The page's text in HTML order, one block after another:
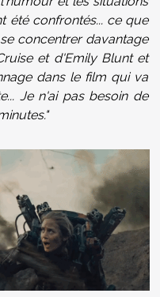
été confrontés... ce que
concentrer davantage
et d'Emily Blunt et
dans le film qui va
Je n'ai pas besoin de